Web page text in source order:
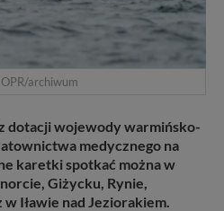
archiwum
dotacji wojewody warmińsko-
medycznego na
karetki spotkać można w
Giżycku, Rynie,
Iławie nad Jeziorakiem.